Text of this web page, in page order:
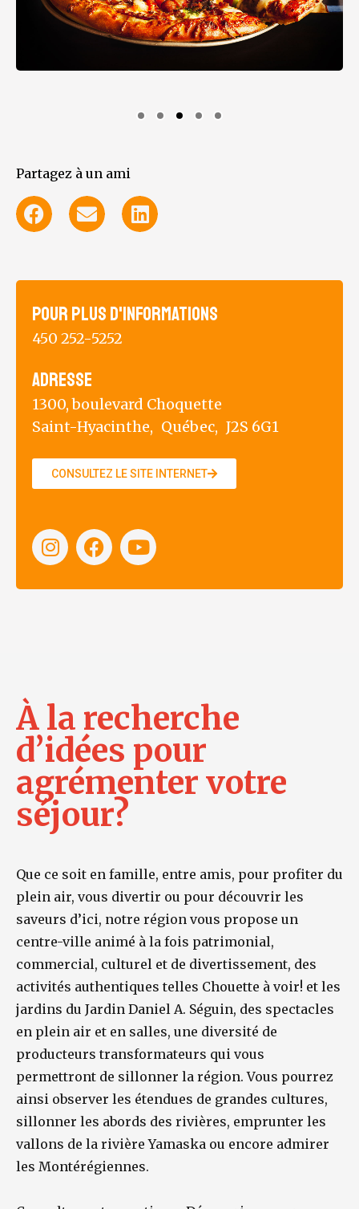
Partagez à un ami
Pour plus d'informations
450 252-5252
Adresse
1300, boulevard Choquette
Saint-Hyacinthe, Québec, J2S 6G1
CONSULTEZ LE SITE INTERNET
À la recherche
d’idées pour
agrémenter votre
séjour?
Que ce soit en famille, entre amis, pour profiter du
plein air, vous divertir ou pour découvrir les
saveurs d’ici, notre région vous propose un
centre-ville animé à la fois patrimonial,
commercial, culturel et de divertissement, des
activités authentiques telles Chouette à voir! et les
jardins du Jardin Daniel A. Séguin, des spectacles
en plein air et en salles, une diversité de
producteurs transformateurs qui vous
permettront de sillonner la région. Vous pourrez
ainsi observer les étendues de grandes cultures,
sillonner les abords des rivières, emprunter les
vallons de la rivière Yamaska ou encore admirer
les Montérégiennes.